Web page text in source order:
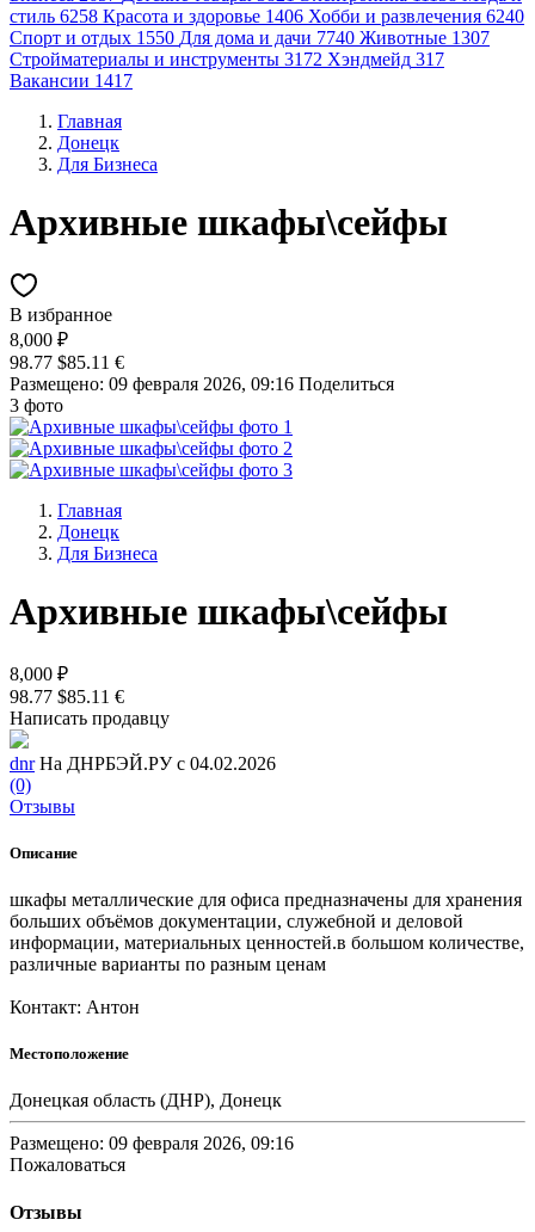
стиль 6258 Красота и здоровье 1406 Хобби и развлечения 6240
Спорт и отдых 1550 Для дома и дачи 7740 Животные 1307
Стройматериалы и инструменты 3172 Хэндмейд 317
Вакансии 1417
Главная
Донецк
Для Бизнеса
Архивные шкафы\сейфы
В избранное
8,000 ₽
98.77 $85.11 €
Размещено: 09 февраля 2026, 09:16 Поделиться
3 фото
Главная
Донецк
Для Бизнеса
Архивные шкафы\сейфы
8,000 ₽
98.77 $85.11 €
Написать продавцу
dnr На ДНРБЭЙ.РУ с 04.02.2026
(0)
Отзывы
Описание
шкафы металлические для офиса предназначены для хранения
больших объёмов документации, служебной и деловой
информации, материальных ценностей.в большом количестве,
различные варианты по разным ценам
Контакт: Антон
Местоположение
Донецкая область (ДНР), Донецк
Размещено: 09 февраля 2026, 09:16
Пожаловаться
Отзывы